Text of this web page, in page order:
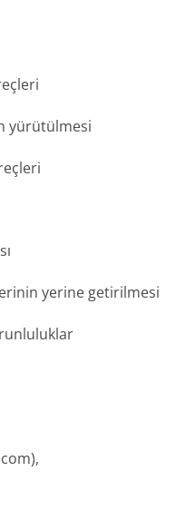
yürütülmesi
yerine getirilmesi